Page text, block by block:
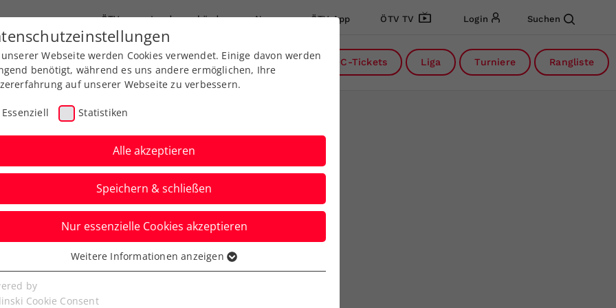
ÖTV Landesverbände News ÖTV App ÖTV TV Login Suchen
Ausbildung Services Über uns DC-Tickets Liga Turniere Rangliste
Open: Jetzt für
anmelden
Webseite werden Cookies verwendet. Einige davon werden
benötigt, während es uns andere ermöglichen, Ihre
auf unserer Webseite zu verbessern.
Essenziell Statistiken
Alle akzeptieren
Speichern & schließen
Nur essenzielle Cookies akzeptieren
Cookies werden für grundlegende Funktionen der
benötigt. Dadurch ist gewährleistet, dass die Webseite
Weitere Informationen anzeigen
by
Cookie Consent